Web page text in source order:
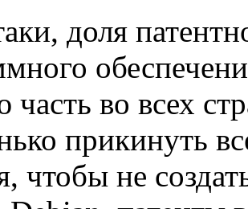
доля
во всех
прикинуть
чтобы не